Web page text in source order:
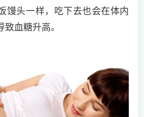
馒头一样，吃下去也会在体内
血糖升高。